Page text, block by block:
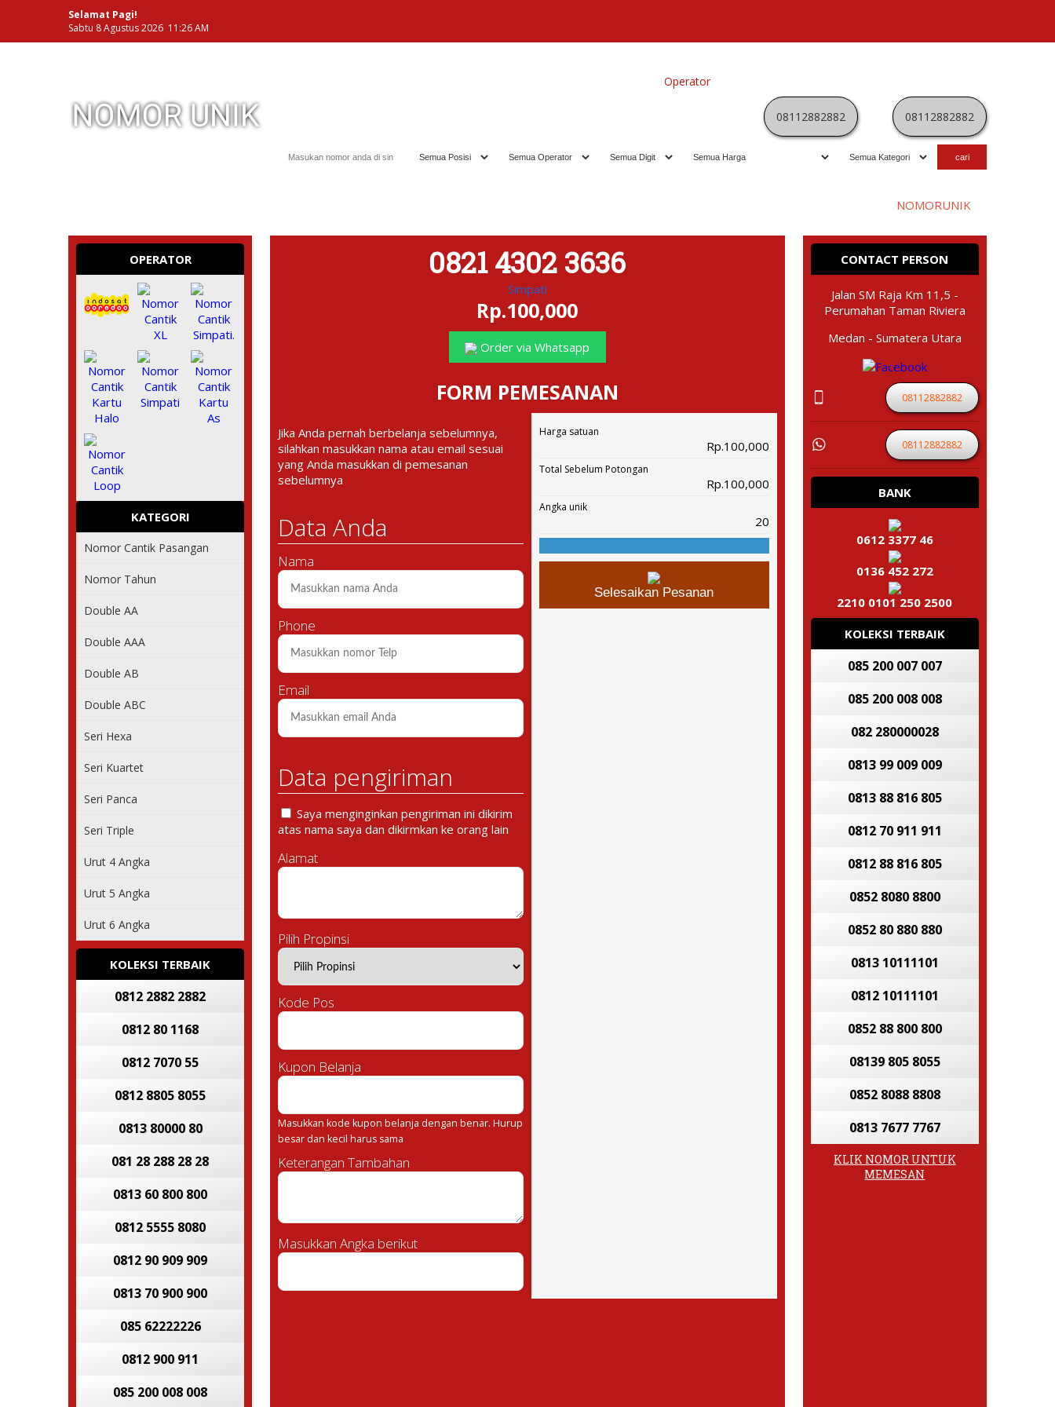
Selamat Pagi!
Sabtu 8 Agustus 2026 11:26 AM
Operator
08112882882 08112882882
NOMORUNIK- nomor
OPERATOR
KATEGORI
Nomor Cantik Pasangan
Nomor Tahun
Double AA
Double AAA
Double AB
Double ABC
Seri Hexa
Seri Kuartet
Seri Panca
Seri Triple
Urut 4 Angka
Urut 5 Angka
Urut 6 Angka
KOLEKSI TERBAIK
0812 2882 2882
0812 80 1168
0812 7070 55
0812 8805 8055
0813 80000 80
081 28 288 28 28
0813 60 800 800
0812 5555 8080
0812 90 909 909
0813 70 900 900
085 62222226
0812 900 911
085 200 008 008
0821 4302 3636
Simpati
Rp.100,000
Order via Whatsapp
FORM PEMESANAN
Jika Anda pernah berbelanja sebelumnya,
silahkan masukkan nama atau email sesuai
yang Anda masukkan di pemesanan
sebelumnya
Data Anda
Nama
Phone
Email
Data pengiriman
Saya menginginkan pengiriman ini dikirim
atas nama saya dan dikirmkan ke orang lain
Alamat
Pilih Propinsi
Kode Pos
Kupon Belanja
Masukkan kode kupon belanja dengan benar. Hurup
besar dan kecil harus sama
Keterangan Tambahan
Masukkan Angka berikut
Harga satuan
Rp.100,000
Total Sebelum Potongan
Rp.100,000
Angka unik
20
Selesaikan Pesanan
CONTACT PERSON
Jalan SM Raja Km 11,5 -
Perumahan Taman Riviera
Medan - Sumatera Utara
08112882882
08112882882
BANK
0612 3377 46
0136 452 272
2210 0101 250 2500
KOLEKSI TERBAIK
085 200 007 007
085 200 008 008
082 280000028
0813 99 009 009
0813 88 816 805
0812 70 911 911
0812 88 816 805
0852 8080 8800
0852 80 880 880
0813 10111101
0812 10111101
0852 88 800 800
08139 805 8055
0852 8088 8808
0813 7677 7767
KLIK NOMOR UNTUK
MEMESAN